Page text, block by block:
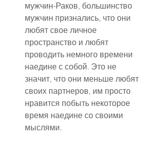
мужчин-Раков, большинство
мужчин признались, что они
любят свое личное
пространство и любят
проводить немного времени
наедине с собой. Это не
значит, что они меньше любят
своих партнеров, им просто
нравится побыть некоторое
время наедине со своими
мыслями.